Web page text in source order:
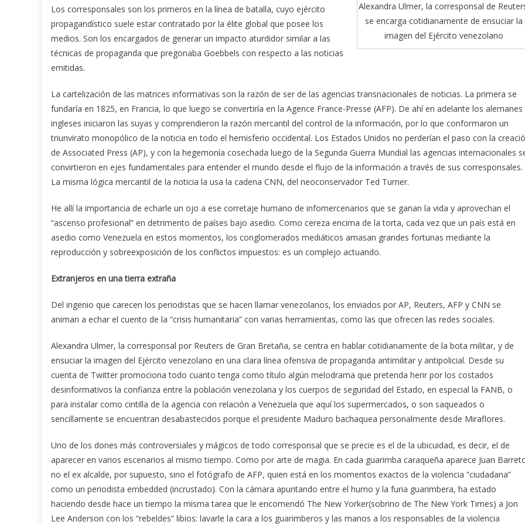
Alexandra Ulmer, la corresponsal de
se encarga cotidianamente de ensuciar la
imagen del Ejército venezolano
Los corresponsales son los primeros en la línea de batalla, cuyo ejército
propagandístico suele estar contratado por la élite global que posee los
medios. Son los encargados de generar un impacto aturdidor similar a las
técnicas de propaganda que pregonaba Goebbels con respecto a las noticias
emitidas.
La cartelización de las matrices informativas son la razón de ser de las agencias transnacionales de noticias. La primera se
fundaría en 1825, en Francia, lo que luego se convertiría en la Agence France-Presse (AFP). De ahí en adelante los alemanes
ingleses iniciaron las suyas y comprendieron la razón mercantil del control de la información, por lo que conformaron un
triunvirato monopólico de la noticia en todo el hemisferio occidental. Los Estados Unidos no perderían el paso con la
de Associated Press (AP), y con la hegemonía cosechada luego de la Segunda Guerra Mundial las agencias internacionales
convirtieron en ejes fundamentales para entender el mundo desde el flujo de la información a través de sus corresponsales.
La misma lógica mercantil de la noticia la usa la cadena CNN, del neoconservador Ted Turner.
He allí la importancia de echarle un ojo a ese corretaje humano de infomercenarios que se ganan la vida y aprovechan el
“ascenso profesional” en detrimento de países bajo asedio. Como cereza encima de la torta, cada vez que un país está en
asedio como Venezuela en estos momentos, los conglomerados mediáticos amasan grandes fortunas mediante la
reproducción y sobreexposición de los conflictos impuestos: es un complejo actuando.
Extranjeros en una tierra extraña
Del ingenio que carecen los periodistas que se hacen llamar venezolanos, los enviados por AP, Reuters, AFP y CNN se
animan a echar el cuento de la “crisis humanitaria” con varias herramientas, como las que ofrecen las redes sociales.
Alexandra Ulmer, la corresponsal por Reuters de Gran Bretaña, se centra en hablar cotidianamente de la bota militar, y de
ensuciar la imagen del Ejército venezolano en una clara línea ofensiva de propaganda antimilitar y antipolicial. Desde su
cuenta de Twitter promociona todo cuanto tenga como título algún melodrama que pretenda herir por los costados
desinformativos la confianza entre la población venezolana y los cuerpos de seguridad del Estado, en especial la FANB, o
para instalar como cintilla de la agencia con relación a Venezuela que aquí los supermercados, o son saqueados o
sencillamente se encuentran desabastecidos porque el presidente Maduro bachaquea personalmente desde Miraflores.
Uno de los dones más controversiales y mágicos de todo corresponsal que se precie es el de la ubicuidad, es decir, el de
aparecer en varios escenarios al mismo tiempo. Como por arte de magia. En cada guarimba caraqueña aparece Juan
no el ex alcalde, por supuesto, sino el fotógrafo de AFP, quien está en los momentos exactos de la violencia “ciudadana”
como un periodista embedded (incrustado). Con la cámara apuntando entre el humo y la furia guarimbera, ha estado
haciendo desde hace un tiempo la misma tarea que le encomendó The New Yorker(sobrino de The New York Times) a Jon
Lee Anderson con los “rebeldes” libios: lavarle la cara a los guarimberos y las manos a los responsables de la violencia